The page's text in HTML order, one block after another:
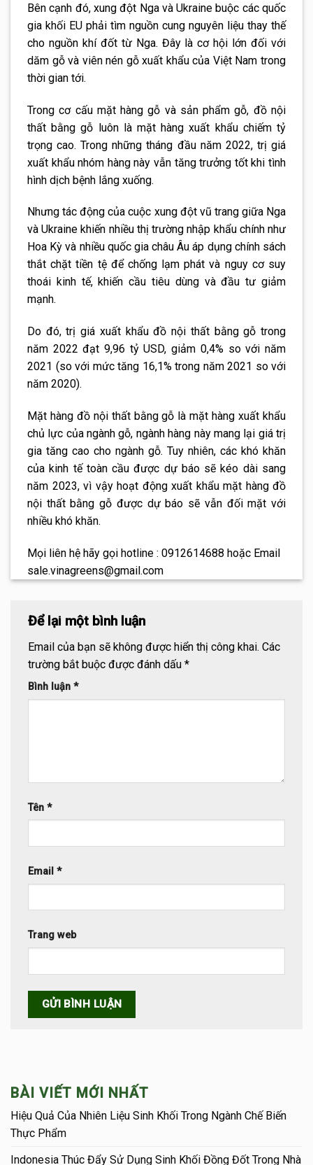
BÀI VIẾT MỚI NHẤT
Hiệu Quả Của Nhiên Liệu Sinh Khối Trong Ngành Chế Biến
Thực Phẩm
Indonesia Thúc Đẩy Sử Dụng Sinh Khối Đồng Đốt Trong Nhà
Bên cạnh đó, xung đột Nga và Ukraine buộc các quốc
gia khối EU phải tìm nguồn cung nguyên liệu thay thế
cho nguồn khí đốt từ Nga. Đây là cơ hội lớn đối với
dăm gỗ và viên nén gỗ xuất khẩu của Việt Nam trong
thời gian tới.
Trong cơ cấu mặt hàng gỗ và sản phẩm gỗ, đồ nội
thất bằng gỗ luôn là mặt hàng xuất khẩu chiếm tỷ
trọng cao. Trong những tháng đầu năm 2022, trị giá
xuất khẩu nhóm hàng này vẫn tăng trưởng tốt khi tình
hình dịch bệnh lắng xuống.
Nhưng tác động của cuộc xung đột vũ trang giữa Nga
và Ukraine khiến nhiều thị trường nhập khẩu chính như
Hoa Kỳ và nhiều quốc gia châu Âu áp dụng chính sách
thắt chặt tiền tệ để chống lạm phát và nguy cơ suy
thoái kinh tế, khiến cầu tiêu dùng và đầu tư giảm
mạnh.
Do đó, trị giá xuất khẩu đồ nội thất bằng gỗ trong
năm 2022 đạt 9,96 tỷ USD, giảm 0,4% so với năm
2021 (so với mức tăng 16,1% trong năm 2021 so với
năm 2020).
Mặt hàng đồ nội thất bằng gỗ là mặt hàng xuất khẩu
chủ lực của ngành gỗ, ngành hàng này mang lại giá trị
gia tăng cao cho ngành gỗ. Tuy nhiên, các khó khăn
của kinh tế toàn cầu được dự báo sẽ kéo dài sang
năm 2023, vì vậy hoạt động xuất khẩu mặt hàng đồ
nội thất bằng gỗ được dự báo sẽ vẫn đối mặt với
nhiều khó khăn.
Mọi liên hệ hãy gọi hotline : 0912614688 hoặc Email
sale.vinagreens@gmail.com
Để lại một bình luận
Email của bạn sẽ không được hiển thị công khai. Các
trường bắt buộc được đánh dấu *
Bình luận *
Tên *
Email *
Trang web